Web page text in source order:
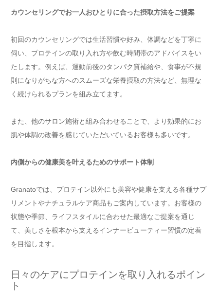
カウンセリングでお一人おひとりに合った摂取方法をご提案
初回のカウンセリングでは生活習慣や好み、体調などを丁寧に
伺い、プロテインの取り入れ方や飲む時間帯のアドバイスをい
たします。例えば、運動前後のタンパク質補給や、食事が不規
則になりがちな方へのスムーズな栄養摂取の方法など、無理な
く続けられるプランを組み立てます。
また、他のサロン施術と組み合わせることで、より効果的にお
肌や体調の改善を感じていただいているお客様も多いです。
内側からの健康美を叶えるためのサポート体制
Granatoでは、プロテイン以外にも美容や健康を支える各種サプ
リメントやナチュラルケア商品もご案内しています。お客様の
状態や季節、ライフスタイルに合わせた最適なご提案を通じ
て、美しさを根本から支えるインナービューティー習慣の定着
を目指します。
日々のケアにプロテインを取り入れるポイン
ト